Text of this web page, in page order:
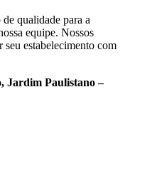
qualidade para a
equipe. Nossos
seu estabelecimento com
Jardim Paulistano –